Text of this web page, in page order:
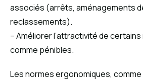
associés (arrêts, aménagements
reclassements).
– Améliorer l’attractivité de
comme pénibles.
Les normes ergonomiques, comme